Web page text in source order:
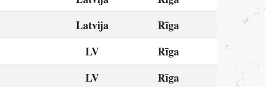
Latvija
Rīga
LV
Rīga
LV
Rīga